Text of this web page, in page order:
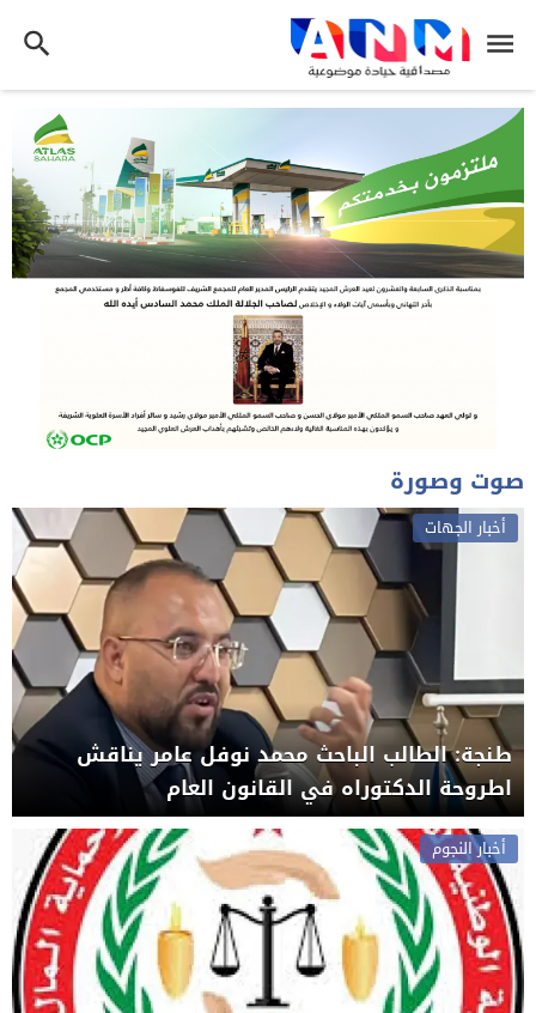
صوت وصورة
أخبار الجهات
طنجة: الطالب الباحث محمد نوفل عامر يناقش
اطروحة الدكتوراه في القانون العام
أخبار النجوم